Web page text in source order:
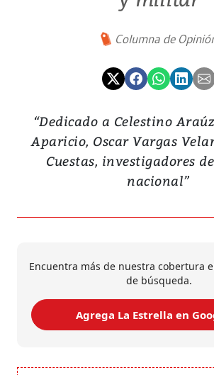
Columna de
“Dedicado a Celestino
Aparicio, Oscar Vargas
Cuestas, investigadores
nacional”
Encuentra más de nuestra cobertura
de búsqueda.
Agrega La Estrella en